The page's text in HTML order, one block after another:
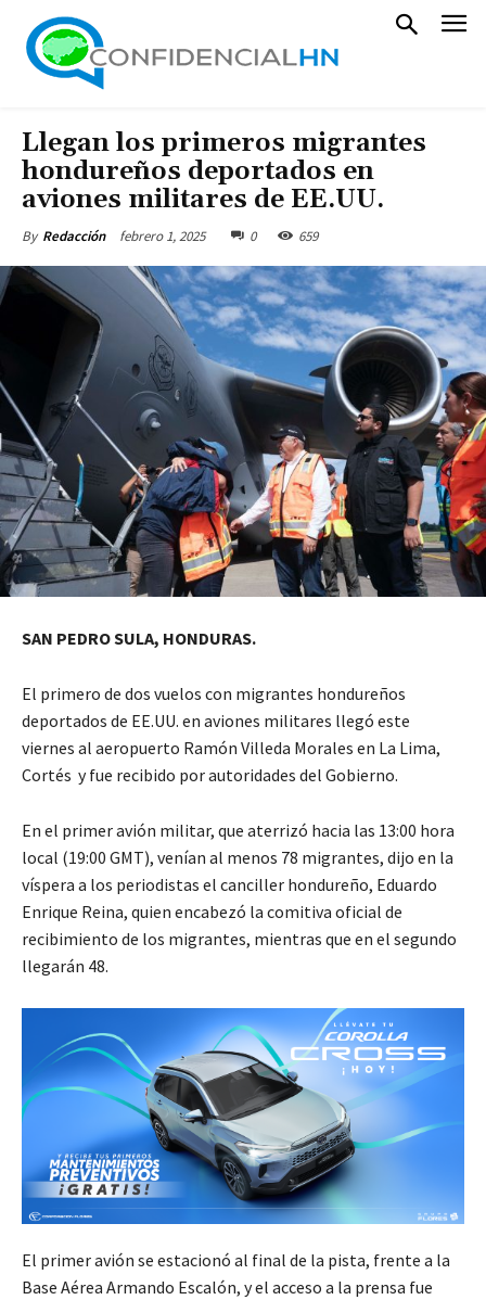
Llegan los primeros migrantes
hondureños deportados en
aviones militares de EE.UU.
By Redacción febrero 1, 2025 0 659
SAN PEDRO SULA, HONDURAS.
El primero de dos vuelos con migrantes hondureños
deportados de EE.UU. en aviones militares llegó este
viernes al aeropuerto Ramón Villeda Morales en La Lima,
Cortés y fue recibido por autoridades del Gobierno.
En el primer avión militar, que aterrizó hacia las 13:00 hora
local (19:00 GMT), venían al menos 78 migrantes, dijo en la
víspera a los periodistas el canciller hondureño, Eduardo
Enrique Reina, quien encabezó la comitiva oficial de
recibimiento de los migrantes, mientras que en el segundo
llegarán 48.
El primer avión se estacionó al final de la pista, frente a la
Base Aérea Armando Escalón, y el acceso a la prensa fue